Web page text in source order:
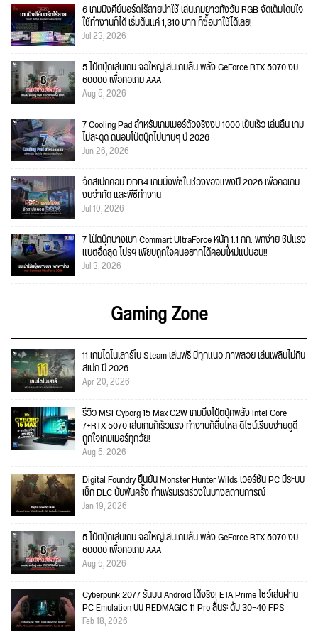
6 เกมมิ่งคีย์บอร์ดไร้สายน่าใช้ เล่นเกมยาวทั้งวัน RGB จัดเต็มโดนใจ
ใช้ทำงานก็ได้ เริ่มต้นแค่ 1,310 บาท ก็ซื้อมาใช้ได้เลย!
Jul 23, 2026
5 โน้ตบุ๊กเล่นเกม จอใหญ่เล่นเกมลื่น พลัง GeForce RTX 5070 งบ
60000 เพื่อคอเกม AAA
Aug 5, 2026
7 Cooling Pad สำหรับเกมเมอร์ตัวจริงงบ 1000 เย็นเร็ว เล่นลื่น เกม
ไม่สะดุด ถนอมโน้ตบุ๊กไปนานๆ ปี 2026
Jun 26, 2026
จัดสเปกคอม DDR4 เกมมิ่งพีซีในช่วงของแพงปี 2026 เพื่อคอเกม
งบจำกัด และพีซีทำงาน
Jul 10, 2026
7 โน้ตบุ๊กบางเบา Commart UltraForce หนัก 1.1 กก. พกง่าย ชิปแรง
แบตอึดสุด โปรฯ เพียบถูกใจคนอยากได้คอมใ่หม่แน่นอน!!
Jul 3, 2026
Gaming Zone
11 เกมไดโนเสาร์ใน Steam เล่นฟรี มีทุกแนว ภาพสวย เล่นเพลินไม่กิน
สเปก ปี 2026
Apr 20, 2026
รีวิว MSI Cyborg 15 Max C2W เกมมิ่งโน้ตบุ๊คพลัง Intel Core
7+RTX 5070 เล่นเกมก็เร็วแรง ทำงานก็ลื่นไหล ดีไซน์เรียบง่ายดูดี
ถูกใจเกมเมอร์ทุกวัย!
Aug 5, 2026
Digital Foundry ยืนยัน Monster Hunter Wilds เวอร์ชัน PC มีระบบ
เช็ก DLC นับพันครั้ง ทำเฟรมเรตร่วงในบางสถานการณ์
Jan 19, 2026
5 โน้ตบุ๊กเล่นเกม จอใหญ่เล่นเกมลื่น พลัง GeForce RTX 5070 งบ
60000 เพื่อคอเกม AAA
Aug 5, 2026
Cyberpunk 2077 รันบน Android ได้จริง! ETA Prime โชว์เล่นผ่าน
PC Emulation บน REDMAGIC 11 Pro ลื่นระดับ 30–40 FPS
Feb 18, 2026